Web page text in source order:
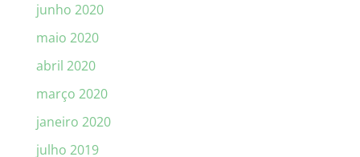
junho 2020
maio 2020
abril 2020
março 2020
janeiro 2020
julho 2019